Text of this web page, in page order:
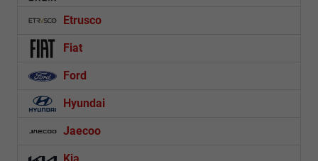
Etrusco
Fiat
Ford
Hyundai
Jaecoo